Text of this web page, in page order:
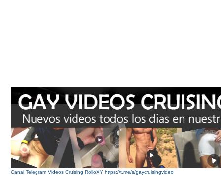
Canal Telegram Videos Cruising RolloXY https://t.me/s/gaycruisingvideo